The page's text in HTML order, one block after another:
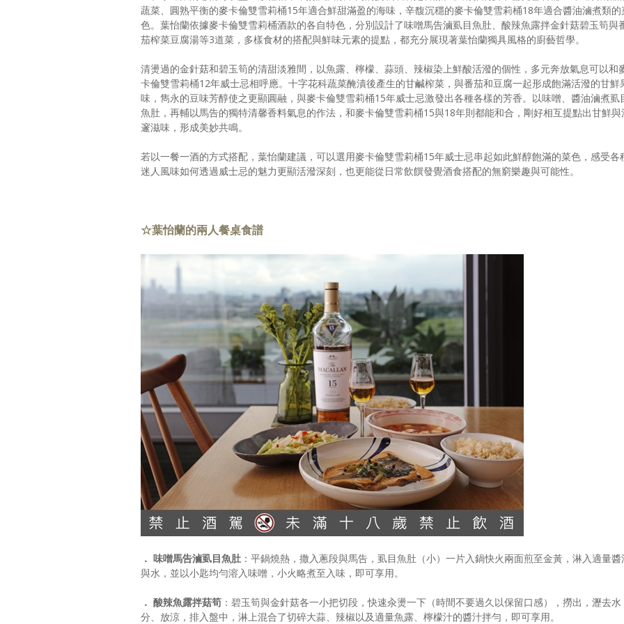
蔬菜、圓熟平衡的麥卡倫雙雪莉桶15年適合鮮甜滿盈的海味，辛馥沉穩的麥卡倫雙雪莉桶18年適合醬油滷煮類的
色。葉怡蘭依據麥卡倫雙雪莉桶酒款的各自特色，分別設計了味噌馬告滷虱目魚肚、酸辣魚露拌金針菇碧玉筍與
茄榨菜豆腐湯等3道菜，多樣食材的搭配與鮮味元素的提點，都充分展現著葉怡蘭獨具風格的廚藝哲學。
清燙過的金針菇和碧玉筍的清甜淡雅間，以魚露、檸檬、蒜頭、辣椒染上鮮酸活潑的個性，多元奔放氣息可以和
卡倫雙雪莉桶12年威士忌相呼應。十字花科蔬菜醃漬後產生的甘鹹榨菜，與番茄和豆腐一起形成飽滿活潑的甘鮮
味，雋永的豆味芳醇使之更顯圓融，與麥卡倫雙雪莉桶15年威士忌激發出各種各樣的芳香。以味噌、醬油滷煮虱
魚肚，再輔以馬告的獨特清馨香料氣息的作法，和麥卡倫雙雪莉桶15與18年則都能和合，剛好相互提點出甘鮮與
邃滋味，形成美妙共鳴。
若以一餐一酒的方式搭配，葉怡蘭建議，可以選用麥卡倫雙雪莉桶15年威士忌串起如此鮮醇飽滿的菜色，感受各
迷人風味如何透過威士忌的魅力更顯活潑深刻，也更能從日常飲饌發覺酒食搭配的無窮樂趣與可能性。
☆葉怡蘭的兩人餐桌食譜
． 味噌馬告滷虱目魚肚 ：平鍋燒熱，撒入蔥段與馬告，虱目魚肚（小）一片入鍋快火兩面煎至金黃，淋入適量醬
與水，並以小匙均勻溶入味噌，小火略煮至入味，即可享用。
． 酸辣魚露拌菇筍 ：碧玉筍與金針菇各一小把切段，快速汆燙一下（時間不要過久以保留口感），撈出，瀝去水
分、放涼，排入盤中，淋上混合了切碎大蒜、辣椒以及適量魚露、檸檬汁的醬汁拌勻，即可享用。